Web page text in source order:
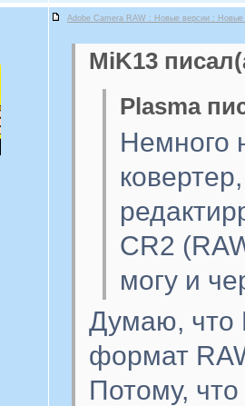
Adobe Camera RAW : Новые версии : Новые
MiK13
Plasma
Немного
CR2
могу и
Думаю,
формат
Потому,